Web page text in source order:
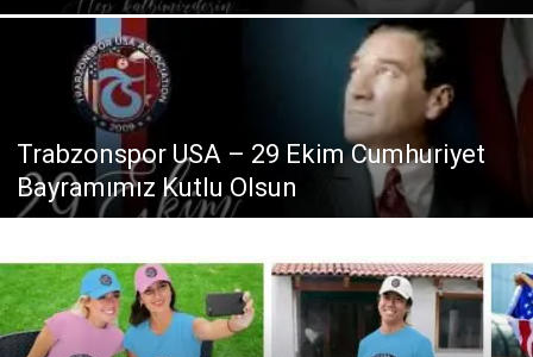
Trabzonspor USA – 29 Ekim Cumhuriyet
Bayramımız Kutlu Olsun